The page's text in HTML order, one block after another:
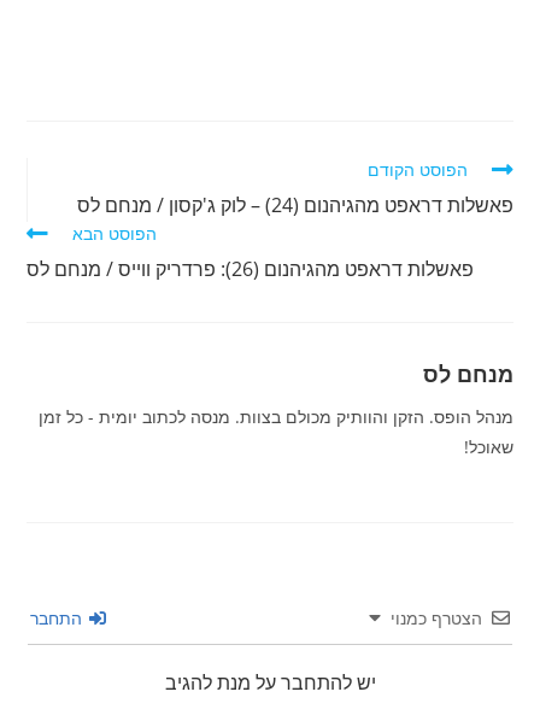
לקרוא
מאמרים
נוספים
הפוסט הקודם
פאשלות דראפט מהגיהנום (24) – לוק ג'קסון / מנחם לס
הפוסט הבא
פאשלות דראפט מהגיהנום (26): פרדריק ווייס / מנחם לס
מנחם לס
מנהל הופס. הזקן והוותיק מכולם בצוות. מנסה לכתוב יומית - כל זמן
שאוכל!
הצטרף כמנוי התחבר
יש להתחבר על מנת להגיב